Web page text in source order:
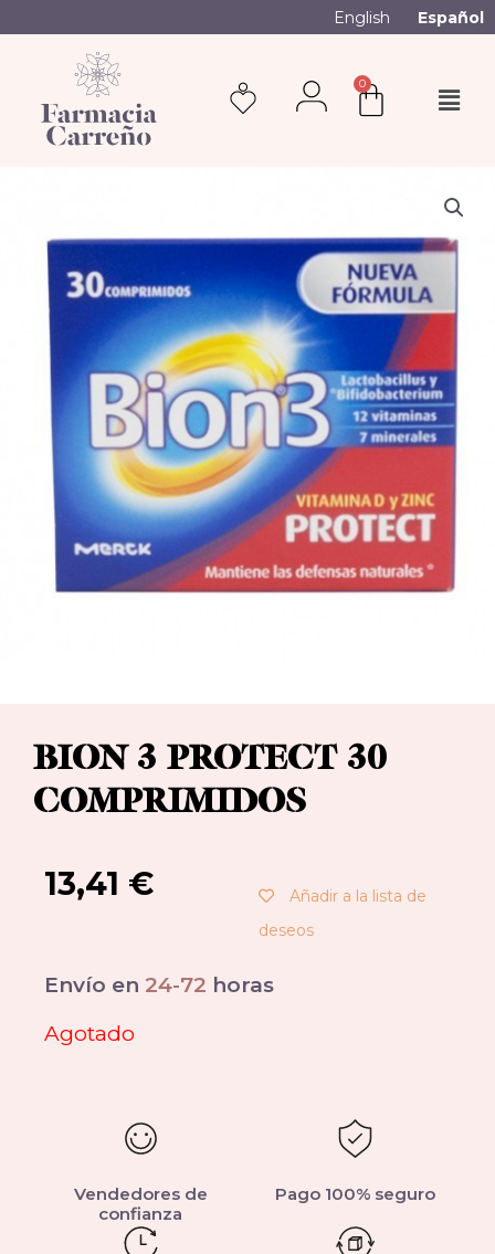
English Español
0
BION 3 PROTECT 30
COMPRIMIDOS
13,41 €
Añadir a la lista de
deseos
Envío en 24-72 horas
Agotado
Vendedores de
confianza
Pago 100% seguro